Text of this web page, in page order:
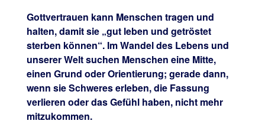
Gottvertrauen kann Menschen tragen und
halten, damit sie „gut leben und getröstet
sterben können“. Im Wandel des Lebens und
unserer Welt suchen Menschen eine Mitte,
einen Grund oder Orientierung; gerade dann,
wenn sie Schweres erleben, die Fassung
verlieren oder das Gefühl haben, nicht mehr
mitzukommen.